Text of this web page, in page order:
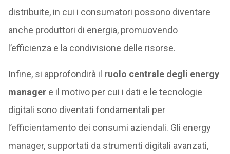
distribuite, in cui i consumatori possono diventare
anche produttori di energia, promuovendo
l’efficienza e la condivisione delle risorse.
Infine, si approfondirà il ruolo centrale degli energy
managere il motivo per cui i dati e le tecnologie
digitali sono diventati fondamentali per
l’efficientamento dei consumi aziendali. Gli energy
manager, supportati da strumenti digitali avanzati,